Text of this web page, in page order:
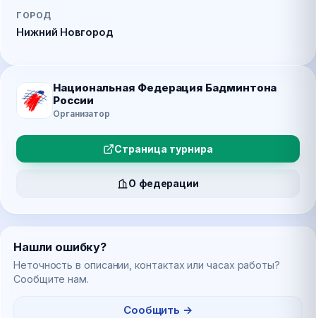
ГОРОД
Нижний Новгород
Национальная Федерация Бадминтона
России
Организатор
Страница турнира
О федерации
Нашли ошибку?
Неточность в описании, контактах или часах работы?
Сообщите нам.
Сообщить →